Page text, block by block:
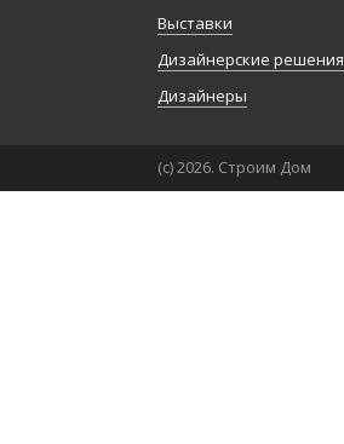
Выставки
Дизайнерские решения
Дизайнеры
(с) 2026. Строим Дом